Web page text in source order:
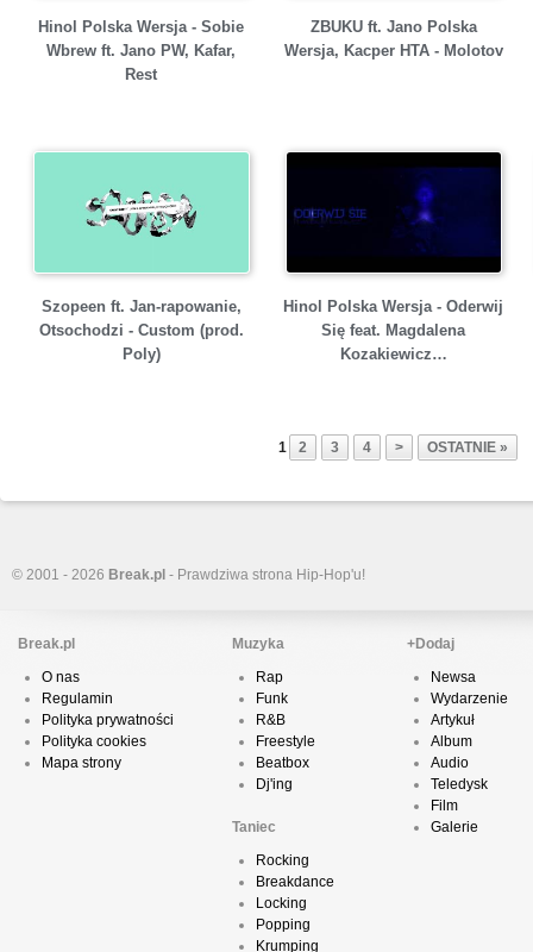
Hinol Polska Wersja - Sobie
Wbrew ft. Jano PW, Kafar,
Rest
ZBUKU ft. Jano Polska
Wersja, Kacper HTA - Molotov
Szopeen ft. Jan-rapowanie,
Otsochodzi - Custom (prod.
Poly)
Hinol Polska Wersja - Oderwij
Się feat. Magdalena
Kozakiewicz…
1 2 3 4 > OSTATNIE »
© 2001 - 2026 Break.pl - Prawdziwa strona Hip-Hop'u!
Break.pl
O nas
Regulamin
Polityka prywatności
Polityka cookies
Mapa strony
Muzyka
Rap
Funk
R&B
Freestyle
Beatbox
Dj'ing
Taniec
Rocking
Breakdance
Locking
Popping
Krumping
+Dodaj
Newsa
Wydarzenie
Artykuł
Album
Audio
Teledysk
Film
Galerie